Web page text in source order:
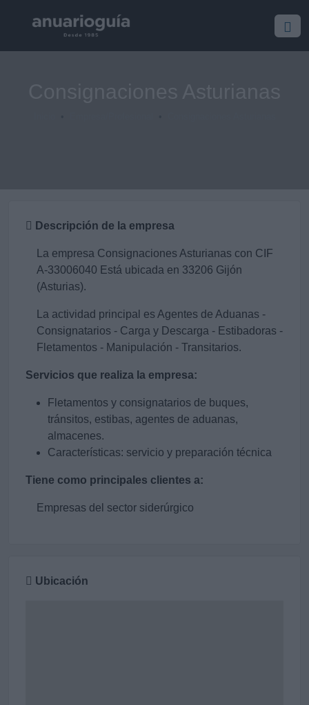
Descripción de la empresa
La empresa Consignaciones Asturianas con CIF
A-33006040 Está ubicada en 33206 Gijón
(Asturias).
La actividad principal es Agentes de Aduanas -
Consignatarios - Carga y Descarga - Estibadoras -
Fletamentos - Manipulación - Transitarios.
Servicios que realiza la empresa:
Fletamentos y consignatarios de buques,
tránsitos, estibas, agentes de aduanas,
almacenes.
Características: servicio y preparación técnica
Tiene como principales clientes a:
Empresas del sector siderúrgico
Ubicación